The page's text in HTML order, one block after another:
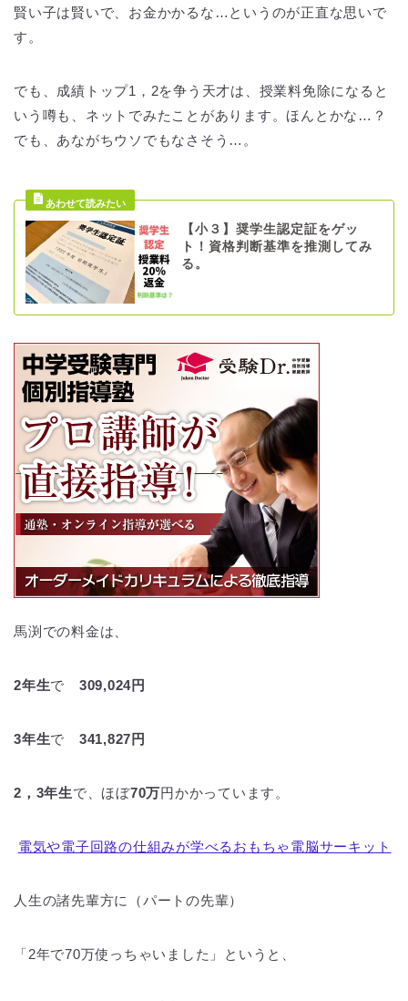
賢い子は賢いで、お金かかるな…というのが正直な思いで
す。
でも、成績トップ1，2を争う天才は、授業料免除になると
いう噂も、ネットでみたことがあります。ほんとかな…？
でも、あながちウソでもなさそう…。
【小３】奨学生認定証をゲッ
ト！資格判断基準を推測してみ
る。
馬渕での料金は、
2年生で 309,024円
3年生で 341,827 円
2，3年生で、ほぼ70万円かかっています。
電気や電子回路の仕組みが学べるおもちゃ電脳サーキット
人生の諸先輩方に（パートの先輩）
「2年で70万使っちゃいました」というと、